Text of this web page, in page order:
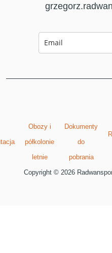
Obozy i
półkolonie
letnie
Dokumenty
do
pobrania
Copyright © 2026